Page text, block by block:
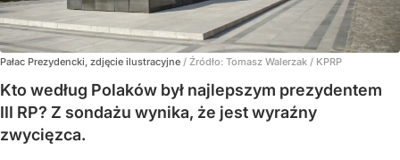
Pałac Prezydencki, zdjęcie ilustracyjne / Źródło: Tomasz Walerzak / KPRP
Kto według Polaków był najlepszym prezydentem
III RP? Z sondażu wynika, że jest wyraźny
zwycięzca.